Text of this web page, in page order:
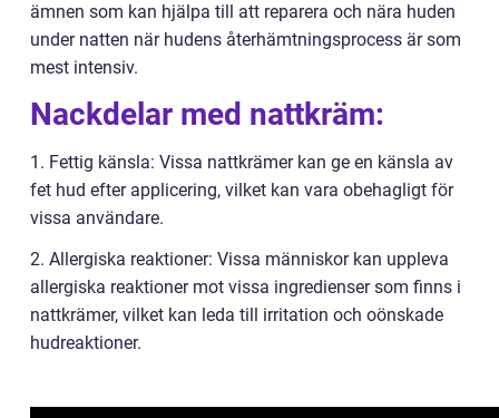
ämnen som kan hjälpa till att reparera och nära huden
under natten när hudens återhämtningsprocess är som
mest intensiv.
Nackdelar med nattkräm:
1. Fettig känsla: Vissa nattkrämer kan ge en känsla av
fet hud efter applicering, vilket kan vara obehagligt för
vissa användare.
2. Allergiska reaktioner: Vissa människor kan uppleva
allergiska reaktioner mot vissa ingredienser som finns i
nattkrämer, vilket kan leda till irritation och oönskade
hudreaktioner.